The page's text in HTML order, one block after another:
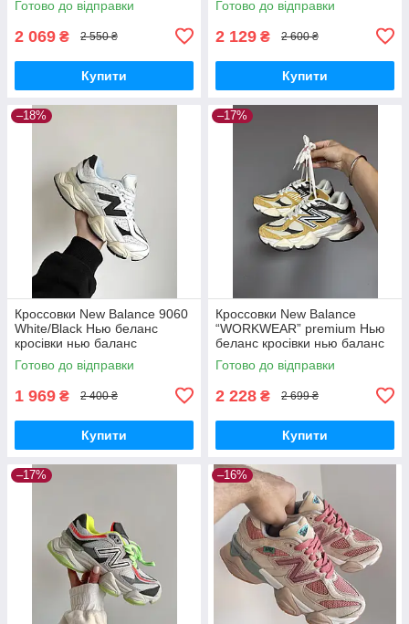
Готово до відправки
2 069 ₴ 2 550 ₴
Купити
Готово до відправки
2 129 ₴ 2 600 ₴
Купити
–18%
Кроссовки New Balance 9060
White/Black Нью беланс
кросівки нью баланс
Готово до відправки
1 969 ₴ 2 400 ₴
Купити
–17%
Кроссовки New Balance
“WORKWEAR” premium Нью
беланс кросівки нью баланс
Готово до відправки
2 228 ₴ 2 699 ₴
Купити
–17% –16%